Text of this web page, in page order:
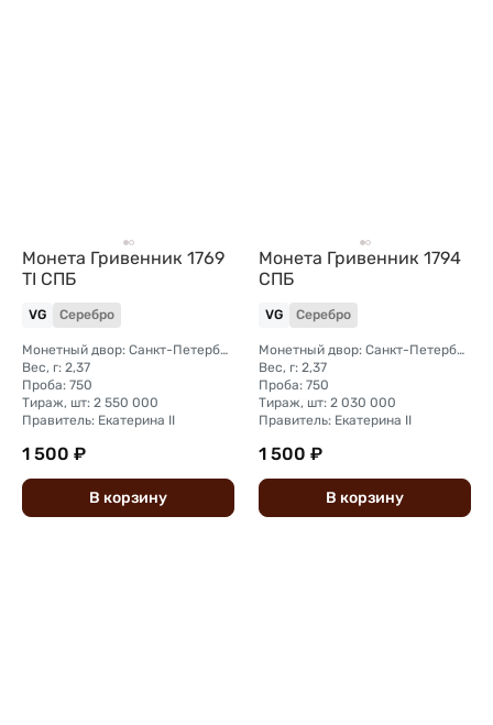
Монета Гривенник 1769
TI СПБ
VG Серебро
Монетный двор: Санкт-Петербургский монетный двор
Вес, г: 2,37
Проба: 750
Тираж, шт: 2 550 000
Правитель: Екатерина II
1 500 ₽
В корзину
Монета Гривенник 1794
СПБ
VG Серебро
Монетный двор: Санкт-Петербургский монетный двор
Вес, г: 2,37
Проба: 750
Тираж, шт: 2 030 000
Правитель: Екатерина II
1 500 ₽
В корзину